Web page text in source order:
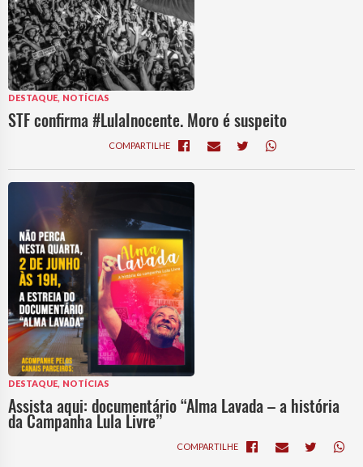
DESTAQUE, NOTÍCIAS
STF confirma #LulaInocente. Moro é suspeito
COMPARTILHE
DESTAQUE, NOTÍCIAS
Assista aqui: documentário “Alma Lavada – a história
da Campanha Lula Livre”
COMPARTILHE